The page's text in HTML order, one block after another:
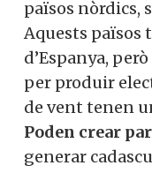
Però és que a
d’hidrogen
proveïdors molt
dels països
Suècia.
diferència
marítimes per